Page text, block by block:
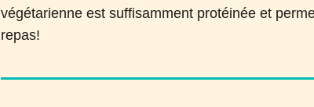
végétarienne est suffisamment protéinée et
repas!